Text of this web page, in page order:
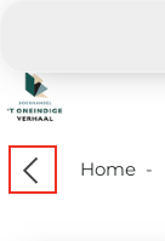
Home-